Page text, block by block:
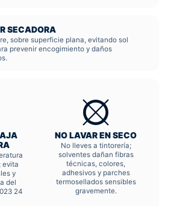
SECADORA
sobre superficie plana, evitando sol
prevenir encogimiento y daños
evita
y
del
24
NO LAVAR EN SECO
No lleves a tintorería;
solventes dañan fibras
técnicas, colores,
adhesivos y parches
termosellados sensibles
gravemente.